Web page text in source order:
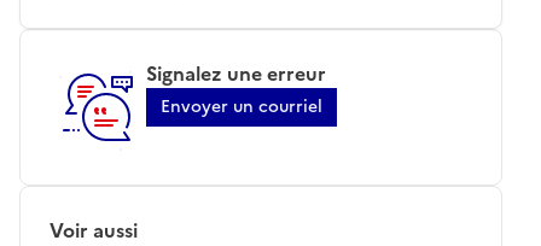
Signalez une erreur
Envoyer un courriel
Voir aussi